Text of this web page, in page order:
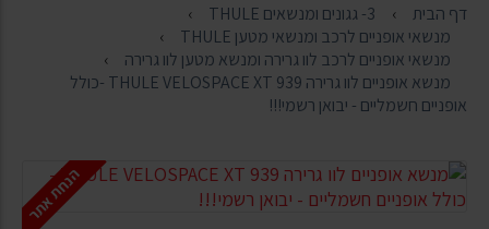
דף הבית
3- גגונים ומנשאים THULE
מנשאי אופניים לרכב ומנשאי מטען THULE
מנשאי אופניים לרכב לוו גרירה ומנשא מטען לוו גרירה
מנשא אופניים לוו גרירה THULE VELOSPACE XT 939 -כולל
אופניים חשמליים - יבואן רשמי!!!
הנחת אתר